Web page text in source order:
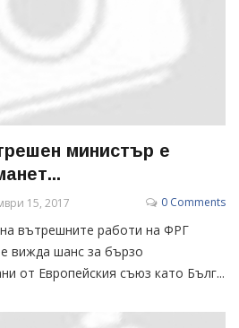
министър е
15, 2017 0 Comments
вътрешните работи на ФРГ
вижда шанс за бързо
от Европейския съюз като Бълг...